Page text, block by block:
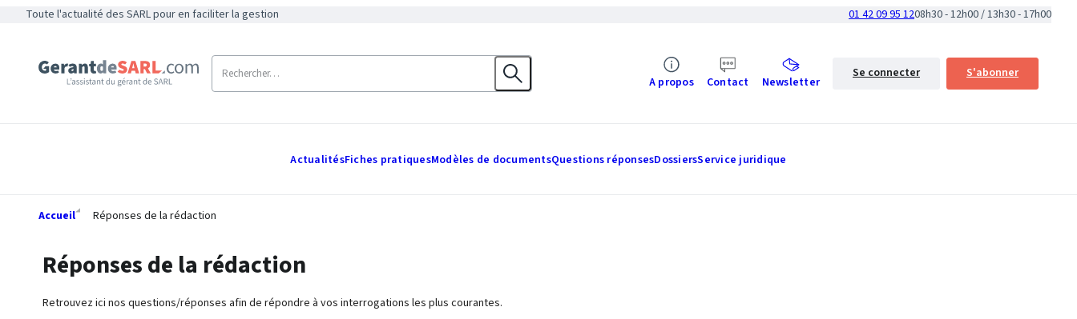
Toute l'actualité des SARL pour en faciliter la gestion 01 42 09 95 1208h30 - 12h00 / 13h30 - 17h00
A propos Contact Newsletter
Se connecter S'abonner
ActualitésFiches pratiquesModèles de documentsQuestions réponsesDossiersService juridique
Accueil Réponses de la rédaction
Réponses de la rédaction
Retrouvez ici nos questions/réponses afin de répondre à vos interrogations les plus courantes.